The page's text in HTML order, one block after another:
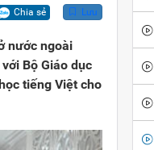
Chia sẻ Lưu
nước ngoài
Bộ Giáo dục
tiếng Việt cho